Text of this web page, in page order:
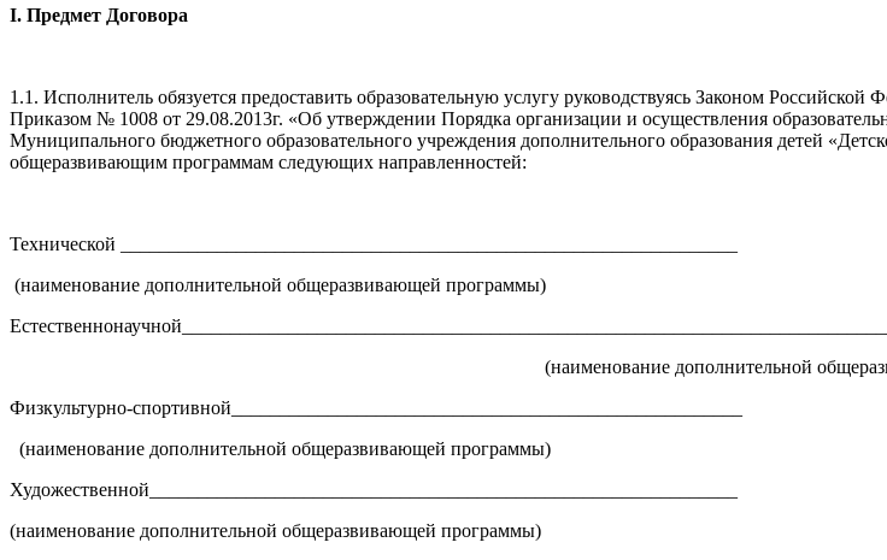
I. Предмет Договора
1.1. Исполнитель обязуется предоставить образовательную услугу руководствуясь Законом
Приказом № 1008 от 29.08.2013г. «Об утверждении Порядка организации и осуществления
Муниципального бюджетного образовательного учреждения дополнительного образования детей
общеразвивающим программам следующих направленностей:
Технической ________________________________________________________________
(наименование дополнительной общеразвивающей программы)
(наименование дополнительной
Физкультурно-спортивной_____________________________________________________
(наименование дополнительной общеразвивающей программы)
Художественной_____________________________________________________________
(наименование дополнительной общеразвивающей программы)